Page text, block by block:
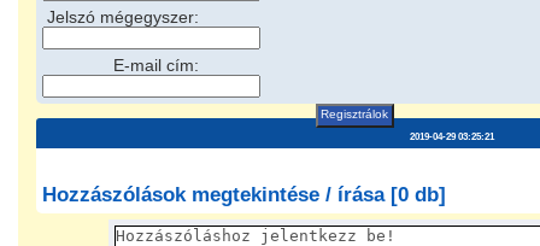
Jelszó mégegyszer:
E-mail cím:
Regisztrálok
2019-04-29 03:25:21
Hozzászólások megtekintése / írása [0 db]